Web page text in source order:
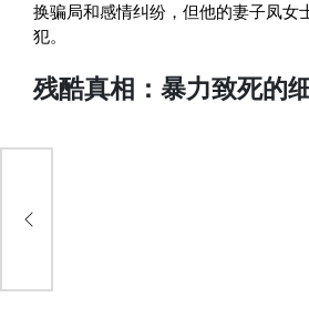
换骗局和感情纠纷，但他的妻子凤女
犯。
残酷真相：暴力致死的